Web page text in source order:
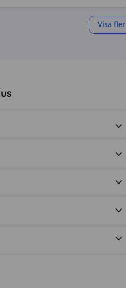
Visa fler